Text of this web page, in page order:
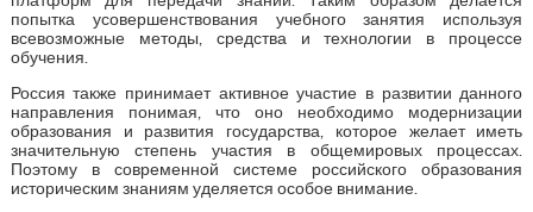
попытка усовершенствования учебного занятия используя
всевозможные методы, средства и технологии в процессе
обучения.
Россия также принимает активное участие в развитии данного
направления понимая, что оно необходимо модернизации
образования и развития государства, которое желает иметь
значительную степень участия в общемировых процессах.
Поэтому в современной системе российского образования
историческим знаниям уделяется особое внимание.